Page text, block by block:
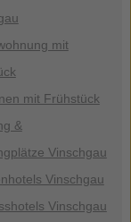
mit
mit Frühstück
&
Vinschgau
Vinschgau
Vinschgau